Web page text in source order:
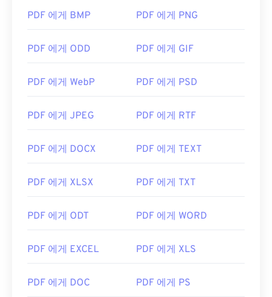
유용한 링크:
https://acrobat.adobe.com/us/en/why-
PDF 에게 BMP PDF 에게 PNG
PDF 에게 ODD PDF 에게 GIF
PDF 에게 WebP PDF 에게 PSD
PDF 에게 JPEG PDF 에게 RTF
PDF 에게 DOCX PDF 에게 TEXT
PDF 에게 XLSX PDF 에게 TXT
PDF 에게 ODT PDF 에게 WORD
PDF 에게 EXCEL PDF 에게 XLS
PDF 에게 DOC PDF 에게 PS